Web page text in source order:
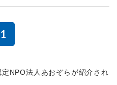
1
NPO法人あおぞらが紹介され